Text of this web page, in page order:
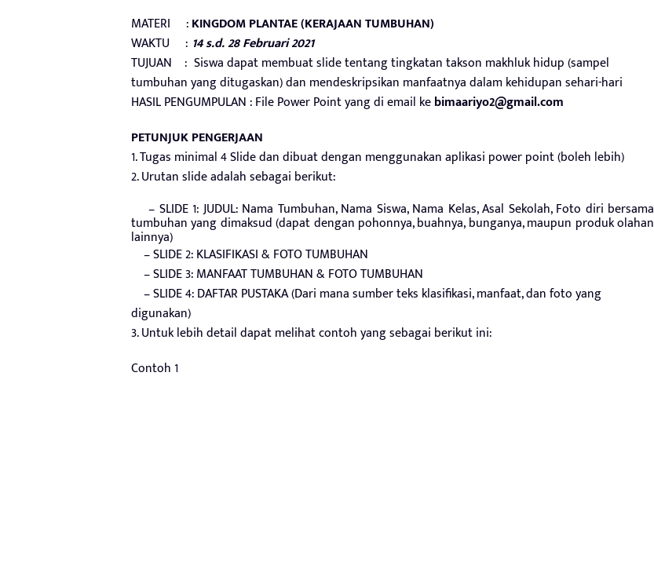
MATERI :KINGDOM PLANTAE (KERAJAAN TUMBUHAN)
WAKTU : 14 s.d. 28 Februari 2021
TUJUAN : Siswa dapat membuat slide tentang tingkatan takson makhluk hidup (sampel
tumbuhan yang ditugaskan) dan mendeskripsikan manfaatnya dalam kehidupan sehari-hari
HASIL PENGUMPULAN : File Power Point yang di email kebimaariyo2@gmail.com
PETUNJUK PENGERJAAN
1. Tugas minimal 4 Slide dan dibuat dengan menggunakan aplikasi power point (boleh lebih)
2. Urutan slide adalah sebagai berikut:
– SLIDE 1: JUDUL: Nama Tumbuhan, Nama Siswa, Nama Kelas, Asal Sekolah, Foto diri bersama
tumbuhan yang dimaksud (dapat dengan pohonnya, buahnya, bunganya, maupun produk olahan
lainnya)
– SLIDE 2: KLASIFIKASI & FOTO TUMBUHAN
– SLIDE 3: MANFAAT TUMBUHAN & FOTO TUMBUHAN
– SLIDE 4: DAFTAR PUSTAKA (Dari mana sumber teks klasifikasi, manfaat, dan foto yang
digunakan)
3. Untuk lebih detail dapat melihat contoh yang sebagai berikut ini:
Contoh 1